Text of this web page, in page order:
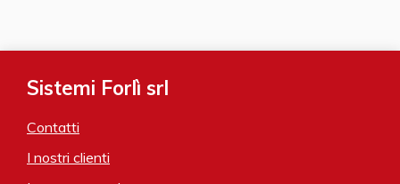
Sistemi Forlì srl
Contatti
I nostri clienti